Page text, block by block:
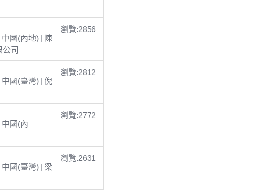
瀏覽:2856
中國(內地) | 陳
司
瀏覽:2812
中國(臺灣) | 倪
瀏覽:2772
中國(內
瀏覽:2631
中國(臺灣) | 梁